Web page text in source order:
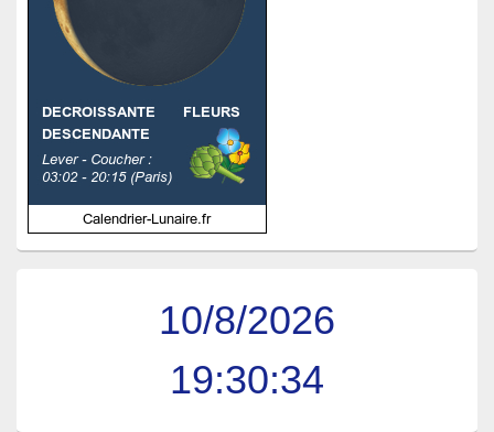
10/8/2026
19:30:35